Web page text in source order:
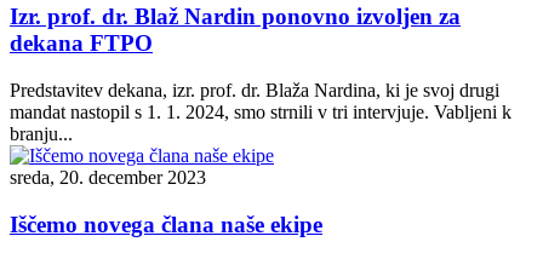
Izr. prof. dr. Blaž Nardin ponovno izvoljen za
dekana FTPO
Predstavitev dekana, izr. prof. dr. Blaža Nardina, ki je svoj drugi
mandat nastopil s 1. 1. 2024, smo strnili v tri intervjuje. Vabljeni k
branju...
sreda, 20. december 2023
Iščemo novega člana naše ekipe